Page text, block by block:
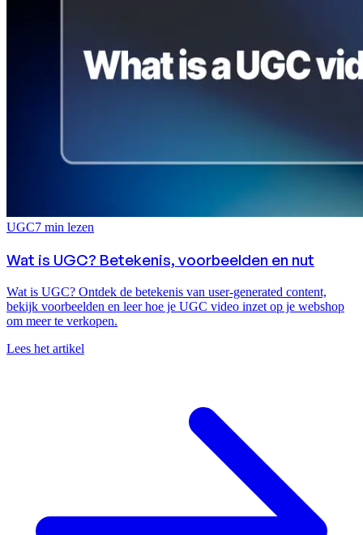
UGC7 min lezen
Wat is UGC? Betekenis, voorbeelden en nut
Wat is UGC? Ontdek de betekenis van user-generated content,
bekijk voorbeelden en leer hoe je UGC video inzet op je webshop
om meer te verkopen.
Lees het artikel